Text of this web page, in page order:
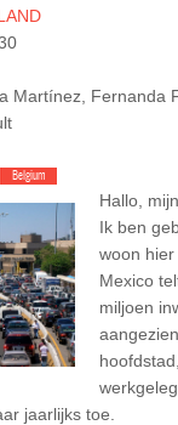
Martínez, Fernanda
Belgium
Hallo,
Ik ben
woon hier
Mexico
miljoen
jaarlijks toe.